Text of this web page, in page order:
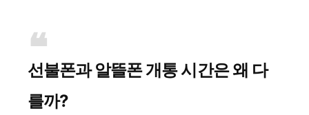
선불폰과 알뜰폰 개통 시간은 왜 다
를까?